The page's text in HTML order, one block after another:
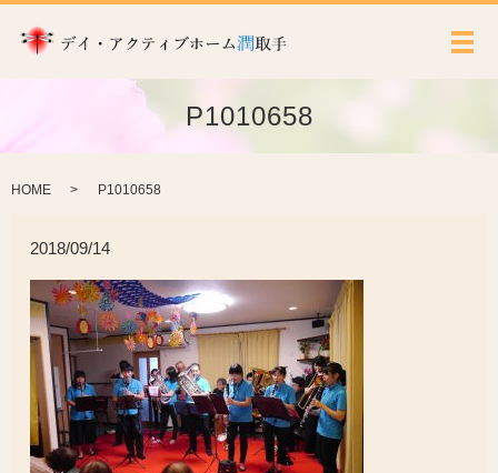
メ
P1010658
HOME P1010658
2018/09/14